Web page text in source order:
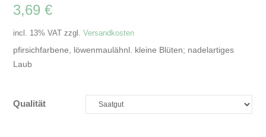
3,69€
incl. 13% VAT zzgl.Versandkosten
pfirsichfarbene, löwenmaulähnl. kleine Blüten; nadelartiges
Laub
Qualität